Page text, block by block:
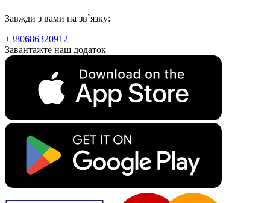
Завжди з вами на зв`язку:
+380686320912
Завантажте наш додаток